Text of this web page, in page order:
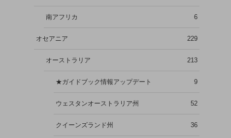
南アフリカ 6
オセアニア 229
オーストラリア 213
★ガイドブック情報アップデート 9
ウェスタンオーストラリア州 52
クイーンズランド州 36